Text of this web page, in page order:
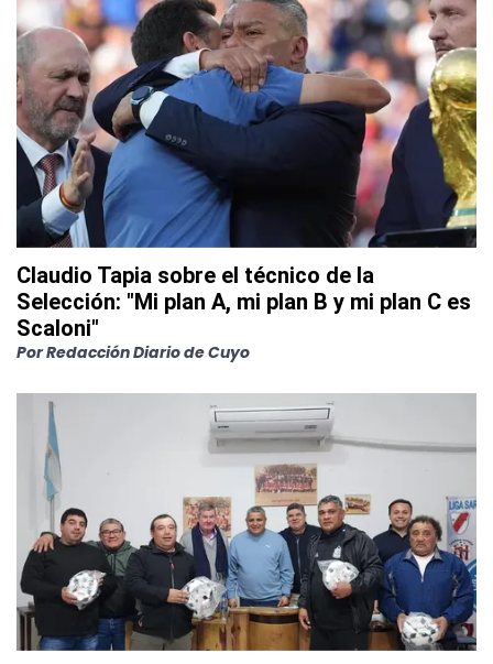
Claudio Tapia sobre el técnico de la
Selección: "Mi plan A, mi plan B y mi plan C es
Scaloni"
PorRedacción Diario de Cuyo